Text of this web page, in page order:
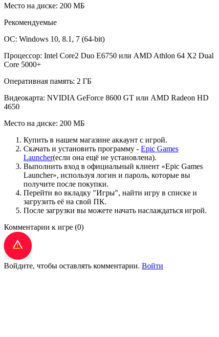
Место на диске: 200 МБ
Рекомендуемые
ОС: Windows 10, 8.1, 7 (64-bit)
Процессор: Intel Core2 Duo E6750 или AMD Athlon 64 X2 Dual
Core 5000+
Оперативная память: 2 ГБ
Видеокарта: NVIDIA GeForce 8600 GT или AMD Radeon HD
4650
Место на диске: 200 МБ
Купить в нашем магазине аккаунт с игрой.
Скачать и установить программу - Epic Games
Launcher(если она ещё не установлена).
Выполнить вход в официальный клиент «Epic Games
Launcher», используя логин и пароль, которые вы
получите после покупки.
Перейти во вкладку "Игры", найти игру в списке и
загрузить её на свой ПК.
После загрузки вы можете начать наслаждаться игрой.
Комментарии к игре (0)
Войдите, чтобы оставлять комментарии. Войти